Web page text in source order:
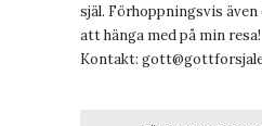
själ. Förhoppningsvis även
att hänga med på min resa!
Kontakt: